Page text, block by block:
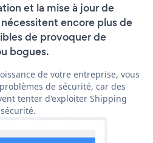
et la mise à jour de
encore plus de
de provoquer de
bogues.
de votre entreprise, vous
de sécurité, car des
tenter d'exploiter Shipping